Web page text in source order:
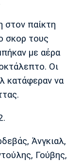
Τότεναμ
στον παίκτη
σκορ τους
με αέρα
Οι
κατάφεραν να
Άνγκιαλ,
Γούβης,